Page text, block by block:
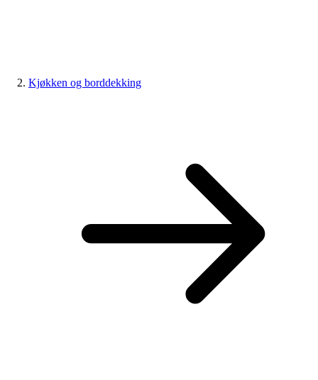
Kjøkken og borddekking